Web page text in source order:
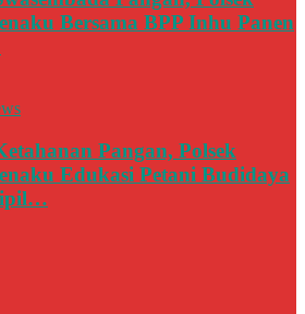
Bersama BPP Inhu Panen
Pangan, Polsek
Edukasi Petani Budidaya